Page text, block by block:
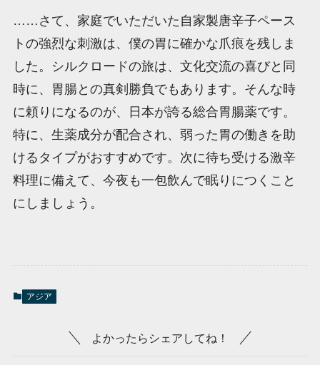
……さて、家庭でいただいた自家製唐辛子ペース
トの強烈な刺激は、僕の胃に確かな爪痕を残しま
した。シルクロードの旅は、文化交流の喜びと同
時に、胃腸との真剣勝負でもあります。そんな時
に頼りになるのが、日本が誇る総合胃腸薬です。
特に、生薬成分が配合され、弱った胃の働きを助
けるタイプがおすすめです。次に待ち受ける激辛
料理に備えて、今夜も一包飲んで眠りにつくこと
にしましょう。
アジア
よかったらシェアしてね！